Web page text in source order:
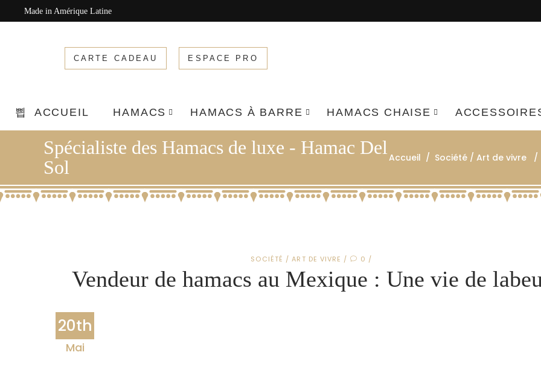
Made in Amérique Latine
CARTE CADEAU ESPACE PRO
ACCUEIL HAMACS HAMACS À BARRE HAMACS CHAISE
Spécialiste des Hamacs de luxe - Hamac Del
Sol
Accueil / Société / Art de vivre /
SOCIÉTÉ / ART DE VIVRE 0
Vendeur de hamacs au Mexique : Une vie de
20th
Mai